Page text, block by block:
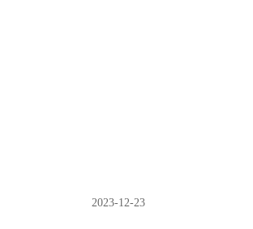
2023-12-23